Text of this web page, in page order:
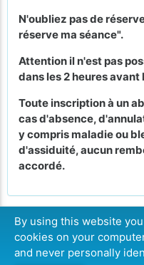
N'oubliez pas de
réserve ma séance".
Attention il n'est pas
dans les 2 heures avant
Toute inscription à un
cas d'absence,
y compris maladie ou
d'assiduité, aucun
accordé.
By using this website
cookies on your
and never personally